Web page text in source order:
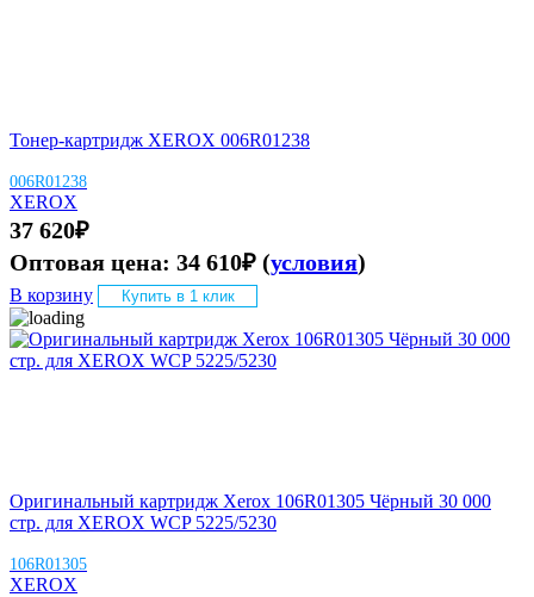
Тонер-картридж XEROX 006R01238
006R01238
XEROX
37 620₽
Оптовая цена: 34 610₽ (условия)
В корзину Купить в 1 клик
Оригинальный картридж Xerox 106R01305 Чёрный 30 000
стр. для XEROX WCP 5225/5230
106R01305
XEROX